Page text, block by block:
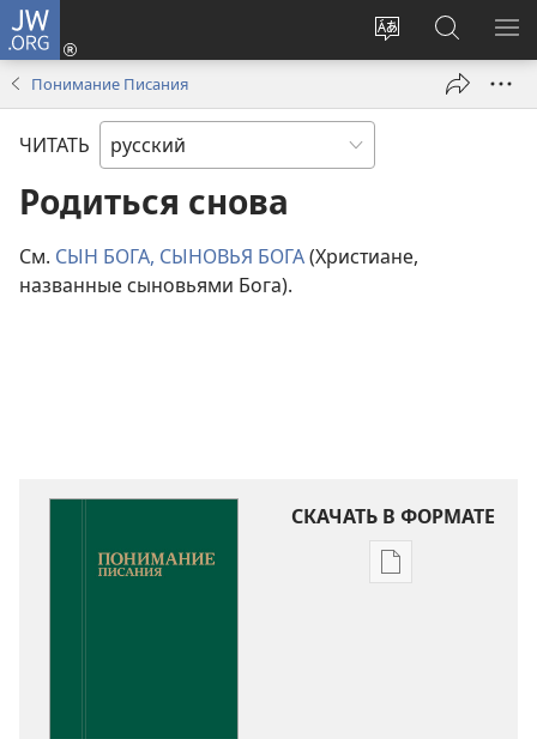
JW.ORG
Изменить
Войти
(открывается
окне)
Поиск
по
jw.org
Понимание Писания
ЧИТАТЬ
Родиться снова
См. СЫН БОГА, СЫНОВЬЯ БОГА(Христиане,
названные сыновьями Бога).
СКАЧАТЬ В ФОРМАТЕ
Варианты